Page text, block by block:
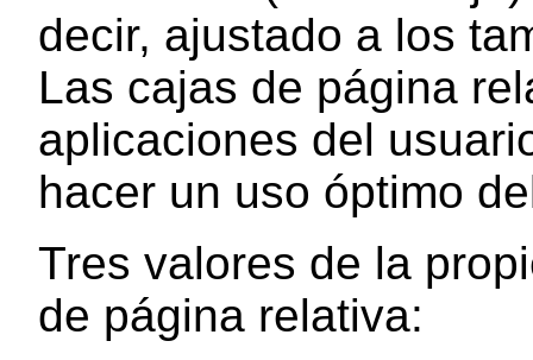
decir, ajustado a los
Las cajas de página
aplicaciones del
hacer un uso óptimo
Tres valores de la
de página relativa: